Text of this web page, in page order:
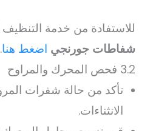
للاستفادة من خدمة التنظيف
شفاطات جورنجي اضغط هنا.
3.2 فحص المحرك والمراوح
تأكد من حالة شفرات
الانثناءات.